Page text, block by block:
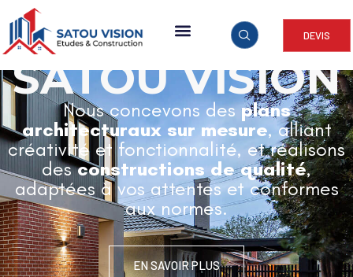
DEVIS
ARCHITECTURE & CONSTRUCTION
SATOU VISION
Nous concevons desplans
architecturaux sur mesure, alliant
créativité et fonctionnalité, et réalisons
desconstructions de qualité,
adaptées à vos attentes et conformes
aux normes.
EN SAVOIR PLUS